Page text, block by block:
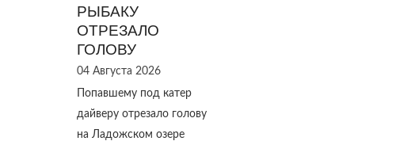
РЫБАКУ
ОТРЕЗАЛО
ГОЛОВУ
04 Августа 2026
Попавшему под катер
дайверу отрезало голову
на Ладожском озере